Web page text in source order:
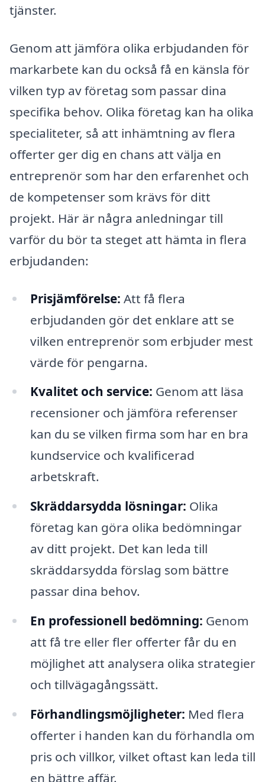
tjänster.
Genom att jämföra olika erbjudanden för
markarbete kan du också få en känsla för
vilken typ av företag som passar dina
specifika behov. Olika företag kan ha olika
specialiteter, så att inhämtning av flera
offerter ger dig en chans att välja en
entreprenör som har den erfarenhet och
de kompetenser som krävs för ditt
projekt. Här är några anledningar till
varför du bör ta steget att hämta in flera
erbjudanden:
Prisjämförelse: Att få flera
erbjudanden gör det enklare att se
vilken entreprenör som erbjuder mest
värde för pengarna.
Kvalitet och service: Genom att läsa
recensioner och jämföra referenser
kan du se vilken firma som har en bra
kundservice och kvalificerad
arbetskraft.
Skräddarsydda lösningar: Olika
företag kan göra olika bedömningar
av ditt projekt. Det kan leda till
skräddarsydda förslag som bättre
passar dina behov.
En professionell bedömning: Genom
att få tre eller fler offerter får du en
möjlighet att analysera olika strategier
och tillvägagångssätt.
Förhandlingsmöjligheter: Med flera
offerter i handen kan du förhandla om
pris och villkor, vilket oftast kan leda till
en bättre affär.